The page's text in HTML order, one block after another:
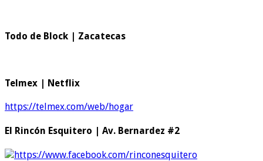
Todo de Block | Zacatecas
Telmex | Netflix
https://telmex.com/web/hogar
El Rincón Esquitero | Av. Bernardez #2
https://www.facebook.com/rinconesquitero